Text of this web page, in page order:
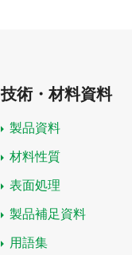
技術・材料資料
製品資料
材料性質
表面処理
製品補足資料
用語集